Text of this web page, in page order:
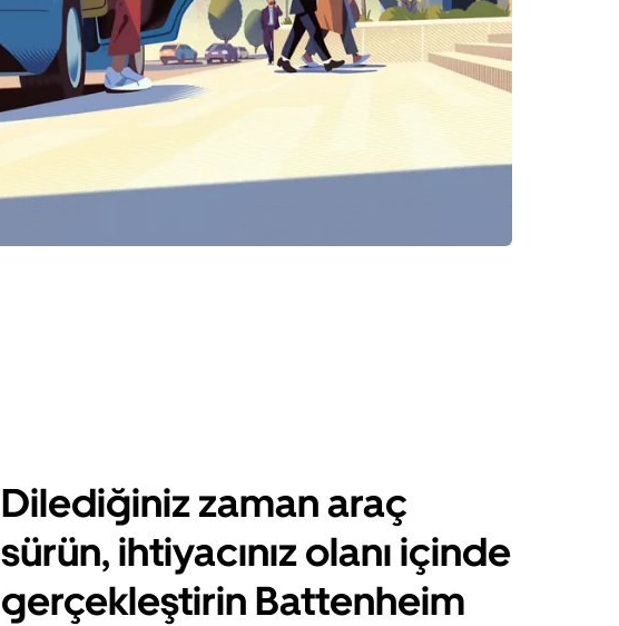
Dilediğiniz zaman araç
sürün, ihtiyacınız olanı içinde
gerçekleştirin Battenheim